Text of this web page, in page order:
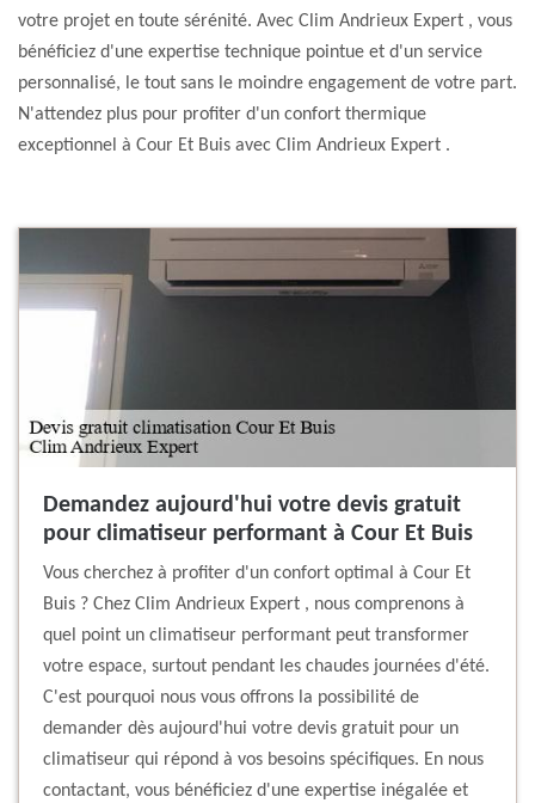
votre projet en toute sérénité. Avec Clim Andrieux Expert , vous
bénéficiez d'une expertise technique pointue et d'un service
personnalisé, le tout sans le moindre engagement de votre part.
N'attendez plus pour profiter d'un confort thermique
exceptionnel à Cour Et Buis avec Clim Andrieux Expert .
Demandez aujourd'hui votre devis gratuit
pour climatiseur performant à Cour Et Buis
Vous cherchez à profiter d'un confort optimal à Cour Et
Buis ? Chez Clim Andrieux Expert , nous comprenons à
quel point un climatiseur performant peut transformer
votre espace, surtout pendant les chaudes journées d'été.
C'est pourquoi nous vous offrons la possibilité de
demander dès aujourd'hui votre devis gratuit pour un
climatiseur qui répond à vos besoins spécifiques. En nous
contactant, vous bénéficiez d'une expertise inégalée et